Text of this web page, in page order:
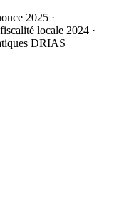
2025 ·
fiscalité locale 2024 ·
DRIAS